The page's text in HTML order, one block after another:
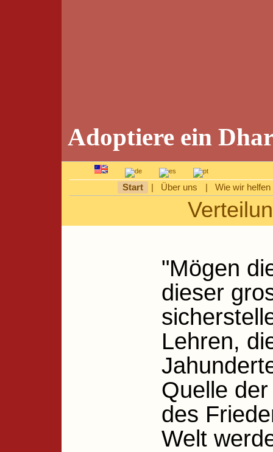
Adoptiere ein
Start Über uns Wie wir helfen
"Mögen
dieser
Lehren,
Quelle
des
Welt